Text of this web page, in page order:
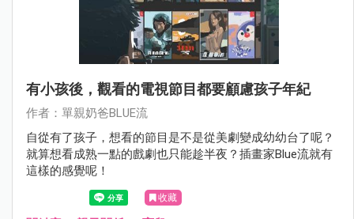
有小孩後，觀看的電視節目都要顧慮孩子年紀
作者：單親奶爸BLUE流
自從有了孩子，想看的節目是不是從美劇變成幼幼台了呢？
就算想看成熟一點的戲劇也只能趁半夜？插畫家Blue流就有
這樣的感覺呢！
收藏